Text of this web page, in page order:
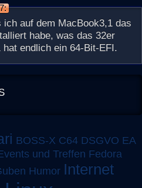
auf dem MacBook3,1 das
habe, was das 32er
endlich ein 64-Bit-EFI.
BOSS-X C64 DSGVO EA
und Treffen Fedora
Humor Internet